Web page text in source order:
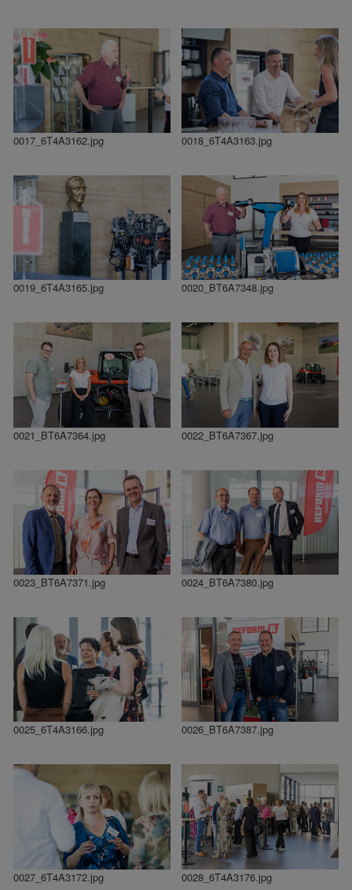
0017_6T4A3162.jpg 0018_6T4A3163.jpg
0019_6T4A3165.jpg 0020_BT6A7348.jpg
0021_BT6A7364.jpg 0022_BT6A7367.jpg
0023_BT6A7371.jpg 0024_BT6A7380.jpg
0025_6T4A3166.jpg 0026_BT6A7387.jpg
0027_6T4A3172.jpg 0028_6T4A3176.jpg